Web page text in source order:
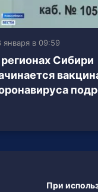
января в 09:59
Сибири
При